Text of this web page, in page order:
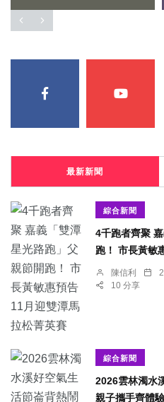
最新新聞
綜合新聞
4千跑者齊聚
跑！ 市長黃敏
陳信利
10 分享
綜合新聞
2026雲林濁水
親子攜手齊體